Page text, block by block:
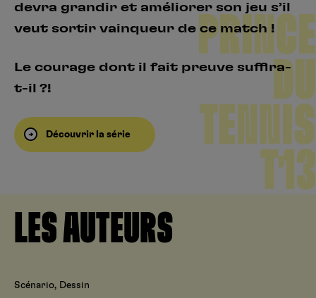
devra grandir et améliorer son jeu s’il
veut sortir vainqueur de ce match !
Le courage dont il fait preuve suffira-
t-il ?!
Découvrir la série
PRINCE
DU
TENNIS
T13
LES AUTEURS
Scénario, Dessin